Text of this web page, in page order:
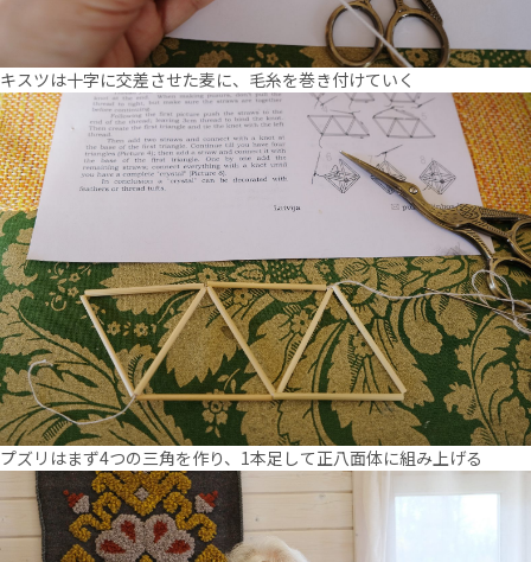
キスツは十字に交差させた麦に、毛糸を巻き付けていく
プズリはまず4つの三角を作り、1本足して正八面体に組み上げる